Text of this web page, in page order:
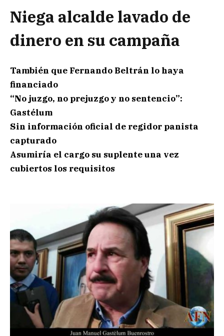
Niega alcalde lavado de
dinero en su campaña
También que Fernando Beltrán lo haya
financiado
“No juzgo, no prejuzgo y no sentencio”:
Gastélum
Sin información oficial de regidor panista
capturado
Asumiría el cargo su suplente una vez
cubiertos los requisitos